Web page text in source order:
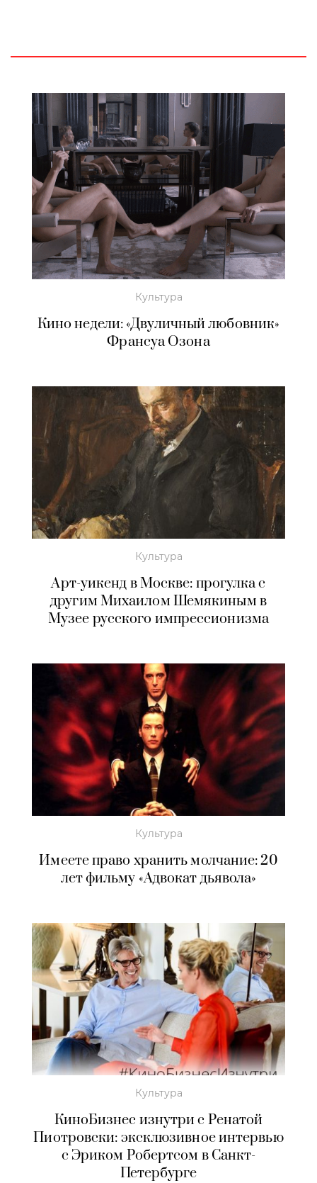
Культура
Кино недели: «Двуличный любовник»
Франсуа Озона
Культура
Арт-уикенд в Москве: прогулка с
другим Михаилом Шемякиным в
Музее русского импрессионизма
Культура
Имеете право хранить молчание: 20
лет фильму «Адвокат дьявола»
Культура
КиноБизнес изнутри с Ренатой
Пиотровски: эксклюзивное интервью
с Эриком Робертсом в Санкт-
Петербурге